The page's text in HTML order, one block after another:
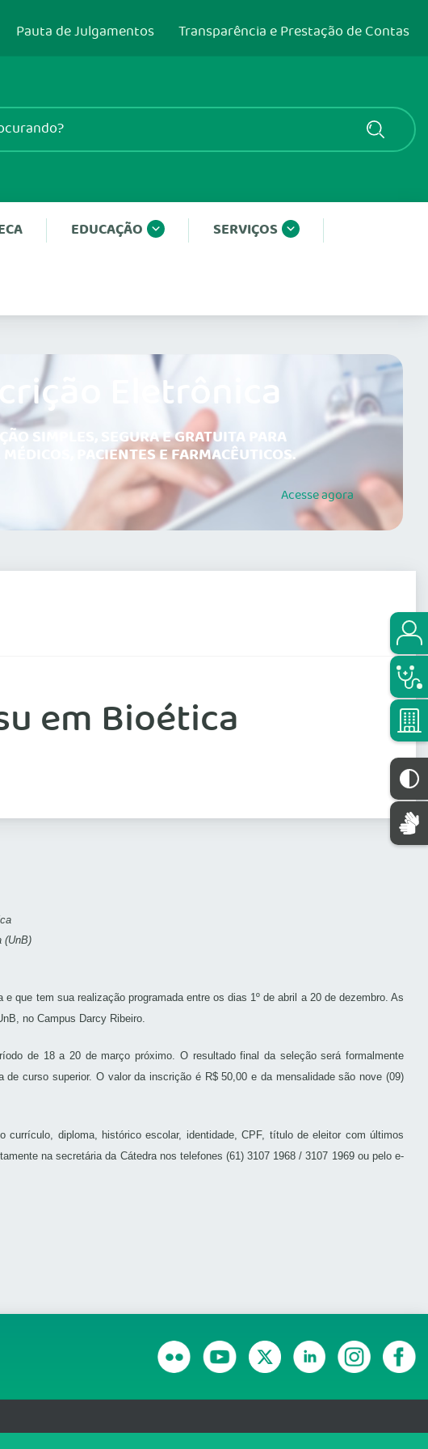
Pauta de Julgamentos Transparência e Prestação de Contas
EDUCAÇÃO SERVIÇOS
Eletrônica
SIMPLES, SEGURA E GRATUITA PARA
PACIENTES E FARMACÊUTICOS.
Acesseagora
em Bioética
(UnB)
que tem sua realização programada entre os dias 1º de abril a 20 de dezembro. As
no Campus Darcy Ribeiro.
de 18 a 20 de março próximo. O resultado final da seleção será formalmente
curso superior. O valor da inscrição é R$ 50,00 e da mensalidade são nove (09)
diploma, histórico escolar, identidade, CPF, título de eleitor com últimos
na secretária da Cátedra nos telefones (61) 3107 1968 / 3107 1969 ou pelo e-